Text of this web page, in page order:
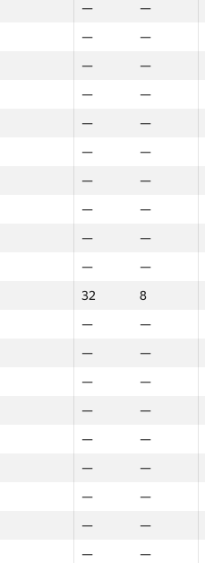
— —
— —
— —
— —
— —
— —
— —
— —
— —
— —
32 8
— —
— —
— —
— —
— —
— —
— —
— —
— —